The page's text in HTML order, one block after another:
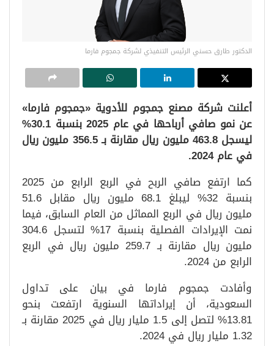
الدكتور طارق حسني الرئيس التنفيذي لشركة جمجوم فارما
أعلنت شركة مصنع جمجوم للأدوية «جمجوم فارما»
عن نمو صافي أرباحها في عام 2025 بنسبة 30.1%
ليسجل 463.8 مليون ريال مقارنة بـ 356.5 مليون ريال
في عام 2024.
كما ارتفع صافي الربح في الربع الرابع من 2025
بنسبة 32% ليبلغ 68.1 مليون ريال مقابل 51.6
مليون ريال في الربع المماثل من العام السابق، فيما
نمت الإيرادات الفصلية بنسبة 17% لتسجل 304.6
مليون ريال مقارنة بـ 259.7 مليون ريال في الربع
الرابع من 2024.
وأفادت جمجوم فارما في بيان على تداول
السعودية، أن إيراداتها السنوية ارتفعت بنحو
13.81% لتصل إلى 1.5 مليار ريال في 2025 مقارنة بـ
1.32 مليار ريال في 2024.